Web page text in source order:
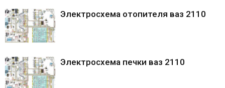
Электросхема отопителя ваз 2110
Электросхема печки ваз 2110